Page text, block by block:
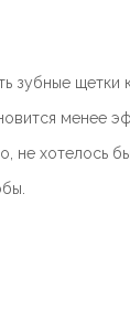
зубные щетки
менее
не хотелось